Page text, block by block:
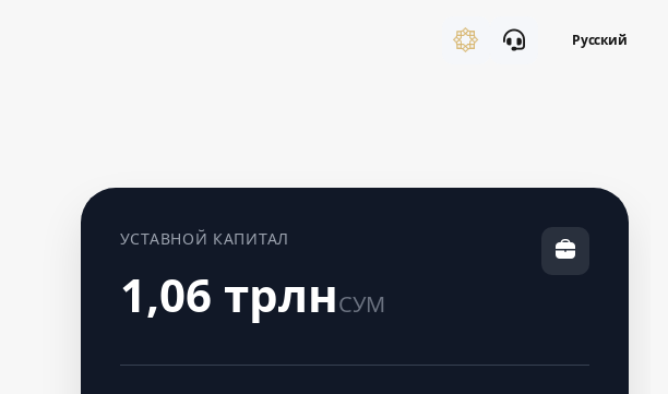
Русский
УСТАВНОЙ КАПИТАЛ
1,06 трлнСУМ